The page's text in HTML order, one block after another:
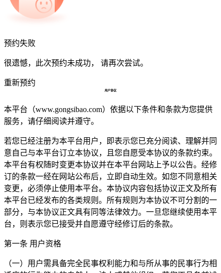
预约失败
很遗憾，此次预约未成功， 请再次尝试。
重新预约
用户协议
本平台（www.gongsibao.com）依据以下条件和条款为您提供
服务，请仔细阅读并遵守。
若您已经注册为本平台用户，即表示您已充分阅读、理解并同
意自己与本平台订立本协议，且您自愿受本协议的条款约束。
本平台有权随时变更本协议并在本平台网站上予以公告。经修
订的条款一经在网站公布后，立即自动生效。如您不同意相关
变更，必须停止使用本平台。本协议内容包括协议正文及所有
本平台已经发布的各类规则。所有规则为本协议不可分割的一
部分，与本协议正文具有同等法律效力。一旦您继续使用本平
台，则表示您已接受并自愿遵守经修订后的条款。
第一条 用户资格
（一）用户需具备完全民事权利能力和与所从事的民事行为相